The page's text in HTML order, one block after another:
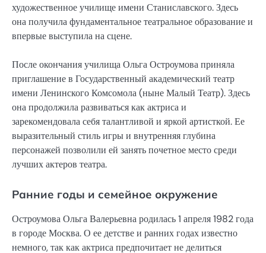
художественное училище имени Станиславского. Здесь
она получила фундаментальное театральное образование и
впервые выступила на сцене.
После окончания училища Ольга Остроумова приняла
приглашение в Государственный академический театр
имени Ленинского Комсомола (ныне Малый Театр). Здесь
она продолжила развиваться как актриса и
зарекомендовала себя талантливой и яркой артисткой. Ее
выразительный стиль игры и внутренняя глубина
персонажей позволили ей занять почетное место среди
лучших актеров театра.
Ранние годы и семейное окружение
Остроумова Ольга Валерьевна родилась 1 апреля 1982 года
в городе Москва. О ее детстве и ранних годах известно
немного, так как актриса предпочитает не делиться